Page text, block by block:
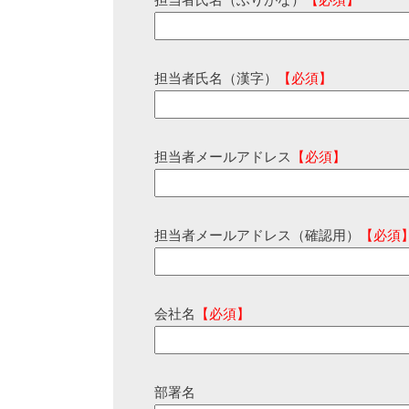
担当者氏名（漢字） 【必須】
担当者メールアドレス 【必須】
担当者メールアドレス（確認用） 【必須
会社名 【必須】
部署名